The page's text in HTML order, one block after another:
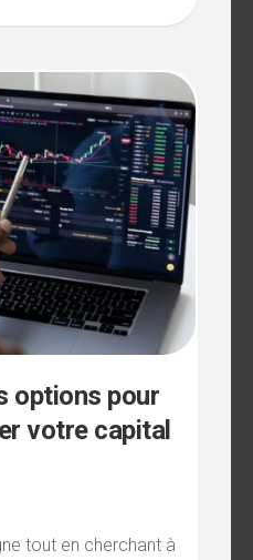
options pour
votre capital
tout en cherchant à